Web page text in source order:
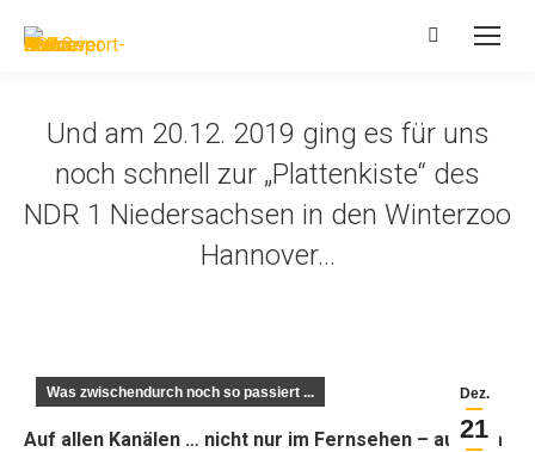
Search:
Und am 20.12. 2019 ging es für uns
noch schnell zur „Plattenkiste“ des
NDR 1 Niedersachsen in den Winterzoo
Hannover…
Dez.
21
Was zwischendurch noch so passiert ...
Auf allen Kanälen … nicht nur im Fernsehen – auch im